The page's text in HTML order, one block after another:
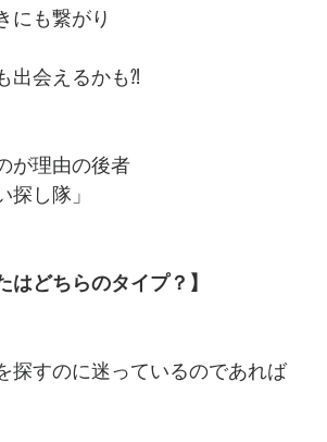
にも繋がり
出会えるかも⁈
が理由の後者
探し隊」
はどちらのタイプ？】
探すのに迷っているのであれば